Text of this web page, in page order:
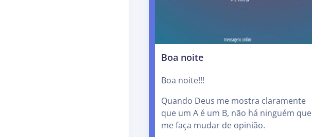
Boa noite
Boa noite!!!
Quando Deus me mostra claramente
que um A é um B, não há ninguém que
me faça mudar de opinião.